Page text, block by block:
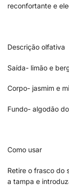
reconfortante e
Descrição olfativa
Saída- limão e
Corpo- jasmim e
Fundo- algodão
Como usar
Retire o frasco do
a tampa e